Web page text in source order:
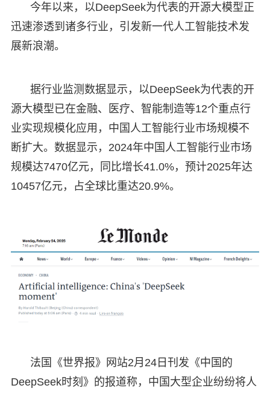
今年以来，以DeepSeek为代表的开源大模型正
迅速渗透到诸多行业，引发新一代人工智能技术发
展新浪潮。
据行业监测数据显示，以DeepSeek为代表的开
源大模型已在金融、医疗、智能制造等12个重点行
业实现规模化应用，中国人工智能行业市场规模不
断扩大。数据显示，2024年中国人工智能行业市场
规模达7470亿元，同比增长41.0%，预计2025年达
10457亿元，占全球比重达20.9%。
法国《世界报》网站2月24日刊发《中国的
DeepSeek时刻》的报道称，中国大型企业纷纷将人